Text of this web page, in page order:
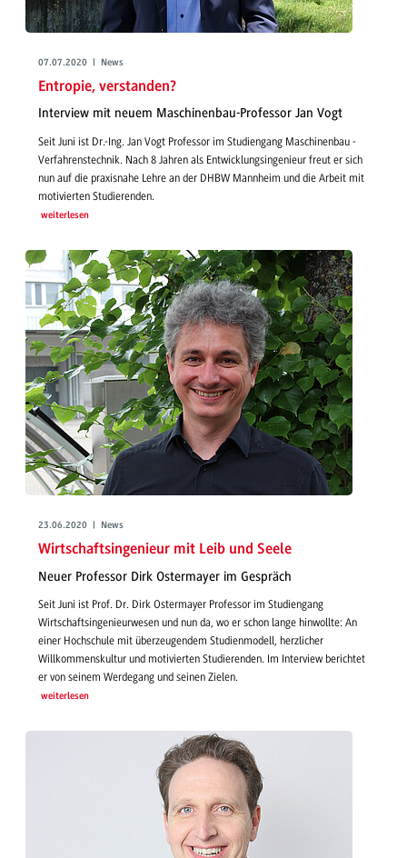
07.07.2020 | News
Entropie, verstanden?
Interview mit neuem Maschinenbau-Professor Jan Vogt
Seit Juni ist Dr.-Ing. Jan Vogt Professor im Studiengang Maschinenbau -
Verfahrenstechnik. Nach 8 Jahren als Entwicklungsingenieur freut er sich
nun auf die praxisnahe Lehre an der DHBW Mannheim und die Arbeit mit
motivierten Studierenden.
weiterlesen
23.06.2020 | News
Wirtschaftsingenieur mit Leib und Seele
Neuer Professor Dirk Ostermayer im Gespräch
Seit Juni ist Prof. Dr. Dirk Ostermayer Professor im Studiengang
Wirtschaftsingenieurwesen und nun da, wo er schon lange hinwollte: An
einer Hochschule mit überzeugendem Studienmodell, herzlicher
Willkommenskultur und motivierten Studierenden. Im Interview berichtet
er von seinem Werdegang und seinen Zielen.
weiterlesen